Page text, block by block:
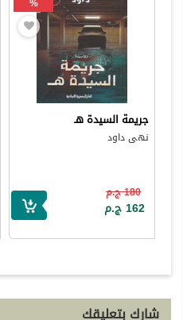
جريمة السيدة هـ
نهى داود
180 ج.م
162 ج.م
شارك بتعليقك